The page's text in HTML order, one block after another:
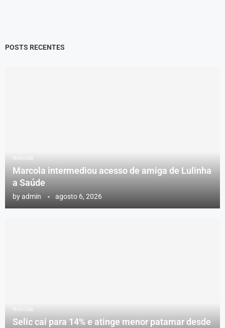
POSTS RECENTES
Notícias
Marcola intermediou acesso de amiga de Lulinha
a Saúde
byadmin agosto 6, 2026
Notícias
Selic cai para 14% e atinge menor patamar desde